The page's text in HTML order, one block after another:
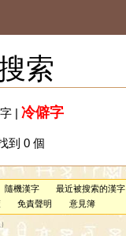
索
| 冷僻字
到 0 個
隨機漢字
最近被搜索的漢字
免責聲明 意見簿
）